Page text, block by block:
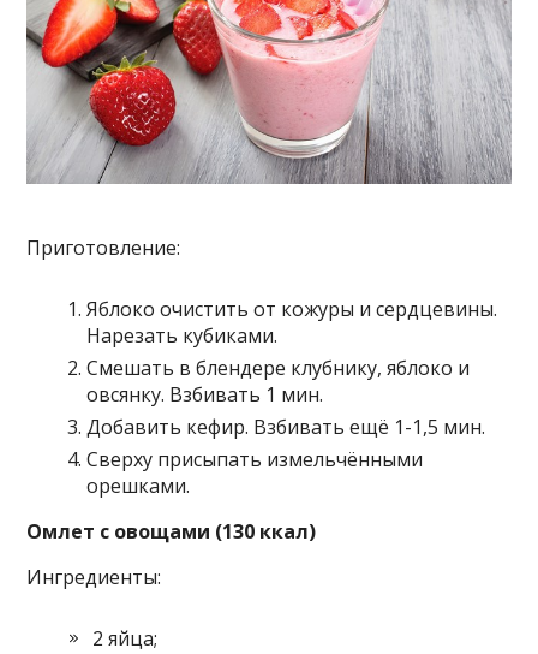
Приготовление:
Яблоко очистить от кожуры и сердцевины.
Нарезать кубиками.
Смешать в блендере клубнику, яблоко и
овсянку. Взбивать 1 мин.
Добавить кефир. Взбивать ещё 1-1,5 мин.
Сверху присыпать измельчёнными
орешками.
Омлет с овощами (130 ккал)
Ингредиенты:
2 яйца;